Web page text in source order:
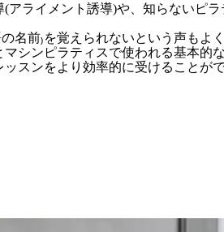
ライメント誘導)や、知らないピ
名前₎を覚えられないという声もよ
シンピラティスで使われる基本的
スンをより効率的に受けることが